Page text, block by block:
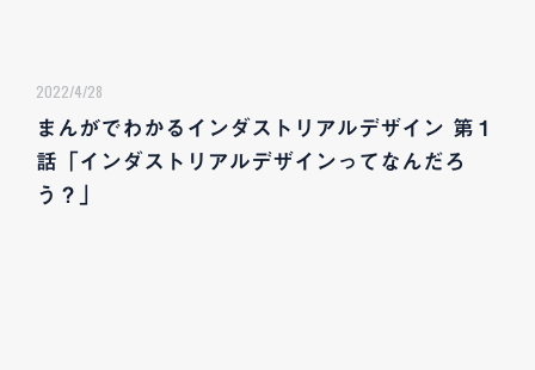
2022/4/28
まんがでわかるインダストリアルデザイン 第１
話「インダストリアルデザインってなんだろ
う？」